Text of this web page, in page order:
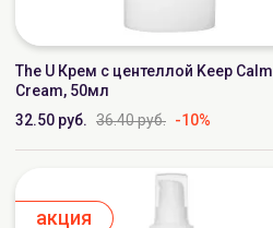
The U Крем с центеллой Keep Calm
Cream, 50мл
32.50 руб. 36.40 руб. -10%
aкция